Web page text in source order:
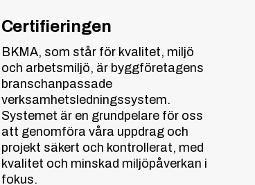
Certifieringen
BKMA, som står för kvalitet, miljö
och arbetsmiljö, är byggföretagens
branschanpassade
verksamhetsledningssystem.
Systemet är en grundpelare för oss
att genomföra våra uppdrag och
projekt säkert och kontrollerat, med
kvalitet och minskad miljöpåverkan i
fokus.